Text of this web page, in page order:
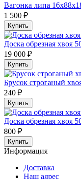
Вагонка липа
1 500 ₽
Купить
Доска обрезная хвоя
19 000 ₽
Купить
Брусок строганый
240 ₽
Купить
Доска обрезная хвоя
800 ₽
Купить
Информация
Доставка
Наш адрес